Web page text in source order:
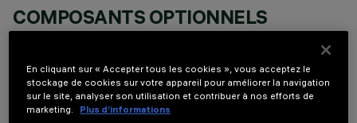
COMPOSANTS OPTIONNELS
En cliquant sur « Accepter tous les cookies », vous acceptez le
stockage de cookies sur votre appareil pour améliorer la navigation
sur le site, analyser son utilisation et contribuer à nos efforts de
marketing.
Plus d’informations